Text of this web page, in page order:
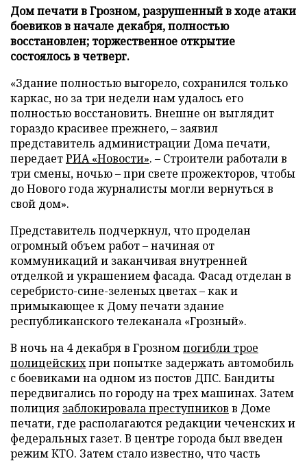
Дом печати в Грозном, разрушенный в ходе атаки
боевиков в начале декабря, полностью
восстановлен; торжественное открытие
состоялось в четверг.
«Здание полностью выгорело, сохранился только
каркас, но за три недели нам удалось его
полностью восстановить. Внешне он выглядит
гораздо красивее прежнего, – заявил
представитель администрации Дома печати,
передаетРИА «Новости». – Строители работали в
три смены, ночью – при свете прожекторов, чтобы
до Нового года журналисты могли вернуться в
свой дом».
Представитель подчеркнул, что проделан
огромный объем работ – начиная от
коммуникаций и заканчивая внутренней
отделкой и украшением фасада. Фасад отделан в
серебристо-сине-зеленых цветах – как и
примыкающее к Дому печати здание
республиканского телеканала «Грозный».
В ночь на 4 декабря в Грозномпогибли трое
полицейскихпри попытке задержать автомобиль
с боевиками на одном из постов ДПС. Бандиты
передвигались по городу на трех машинах. Затем
полиция заблокировала преступников в Доме
печати, где располагаются редакции чеченских и
федеральных газет. В центре города был введен
режим КТО. Затем стало известно, что часть